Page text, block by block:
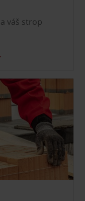
váš strop